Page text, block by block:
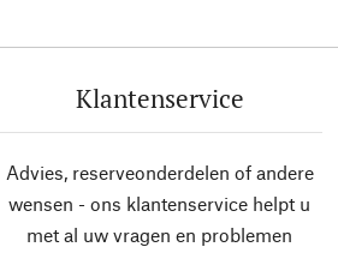
Klantenservice
Advies, reserveonderdelen of andere
wensen - ons klantenservice helpt u
met al uw vragen en problemen